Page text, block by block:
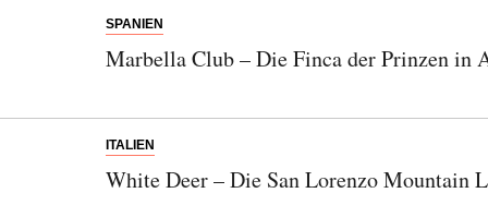
SPANIEN
Marbella Club – Die Finca der Prinzen in
ITALIEN
White Deer – Die San Lorenzo Mountain